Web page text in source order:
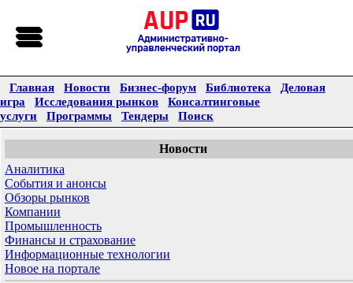
Главная Новости Бизнес-форум Библиотека
Деловая
игра
Исследования рынков
Консалтинговые
услуги
Программы Тендеры Поиск
Новости
Аналитика
События и анонсы
Обзоры рынков
Компании
Промышленность
Финансы и страхование
Информационные технологии
Новое на портале